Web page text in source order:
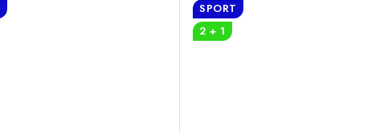
SPORT
2 + 1